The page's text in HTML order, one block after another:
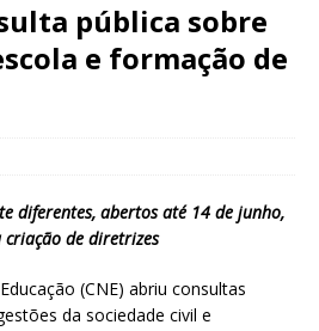
pública sobre
e formação de
diferentes, abertos até 14 de junho,
de diretrizes
(CNE) abriu consultas
da sociedade civil e